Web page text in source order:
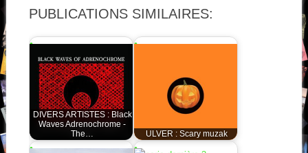
PUBLICATIONS SIMILAIRES:
DIVERS ARTISTES : Black
Waves Adrenochrome -
The…
ULVER : Scary muzak